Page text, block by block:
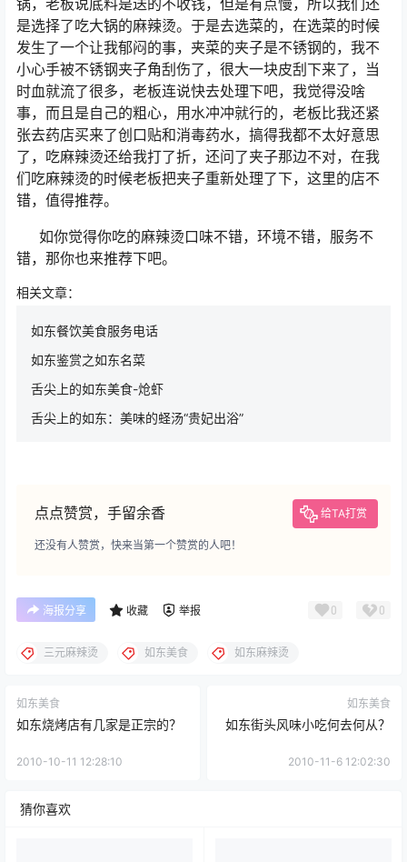
锅，老板说底料是送的不收钱，但是有点慢，所以我们还
是选择了吃大锅的麻辣烫。于是去选菜的，在选菜的时候
发生了一个让我郁闷的事，夹菜的夹子是不锈钢的，我不
小心手被不锈钢夹子角刮伤了，很大一块皮刮下来了，当
时血就流了很多，老板连说快去处理下吧，我觉得没啥
事，而且是自己的粗心，用水冲冲就行的，老板比我还紧
张去药店买来了创口贴和消毒药水，搞得我都不太好意思
了，吃麻辣烫还给我打了折，还问了夹子那边不对，在我
们吃麻辣烫的时候老板把夹子重新处理了下，这里的店不
错，值得推荐。
如你觉得你吃的麻辣烫口味不错，环境不错，服务不
错，那你也来推荐下吧。
相关文章：
如东餐饮美食服务电话
如东鉴赏之如东名菜
舌尖上的如东美食-炝虾
舌尖上的如东：美味的蛏汤“贵妃出浴”
点点赞赏，手留余香 给TA打赏
还没有人赞赏，快来当第一个赞赏的人吧！
海报分享 收藏 举报 0 0
三元麻辣烫 如东美食 如东麻辣烫
如东美食
如东烧烤店有几家是正宗的？
2010-10-11 12:28:10
如东美食
如东街头风味小吃何去何从？
2010-11-6 12:02:30
猜你喜欢